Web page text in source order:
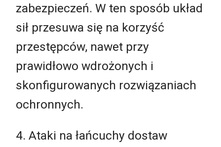
zabezpieczeń. W ten sposób układ
sił przesuwa się na korzyść
przestępców, nawet przy
prawidłowo wdrożonych i
skonfigurowanych rozwiązaniach
ochronnych.
4. Ataki na łańcuchy dostaw